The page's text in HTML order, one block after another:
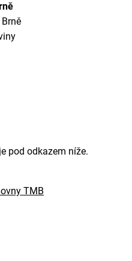
pod odkazem níže.
TMB